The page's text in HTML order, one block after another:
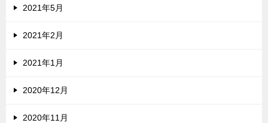
2021年5月
2021年2月
2021年1月
2020年12月
2020年11月